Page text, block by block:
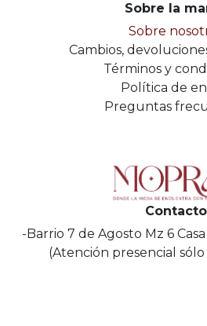
Sobre la
Sobre
Cambios,
Términos y
Política de
Preguntas
Contacto
-Barrio 7 de Agosto Mz 6
(Atención presencial